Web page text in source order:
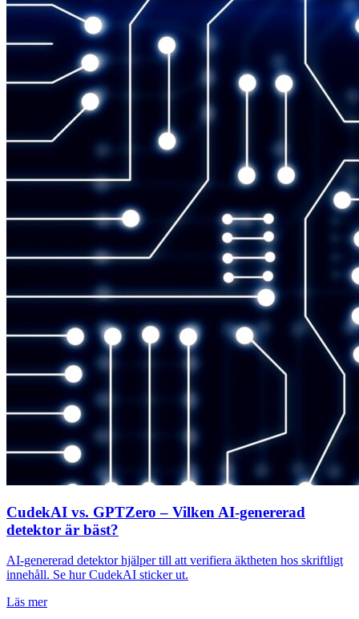
CudekAI vs. GPTZero – Vilken AI-genererad
detektor är bäst?
AI-genererad detektor hjälper till att verifiera äktheten hos skriftligt
innehåll. Se hur CudekAI sticker ut.
Läs mer